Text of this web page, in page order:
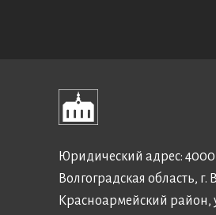
Юридический адрес:
Волгоградская область, г.
Красноармейский район,